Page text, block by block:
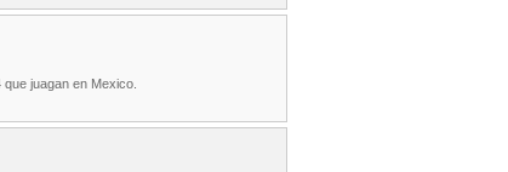
juagan en Mexico.